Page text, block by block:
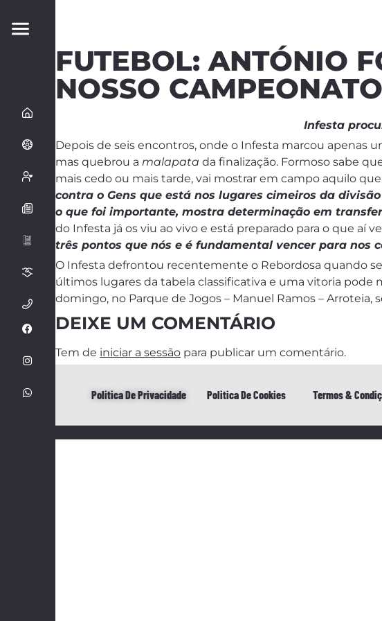
FUTEBOL: ANTÓNIO
NOSSO
Infesta
Depois de seis encontros, onde o Infesta marcou apenas
mas quebrou a malapata da finalização. Formoso sabe
mais cedo ou mais tarde, vai mostrar em campo aquilo que
contra o Gens que está nos lugares cimeiros da
o que foi importante, mostra determinação em
do Infesta já os viu ao vivo e está preparado para o que aí
três pontos que nós e é fundamental vencer para nos
O Infesta defrontou recentemente o Rebordosa quando
últimos lugares da tabela classificativa e uma vitoria pode
domingo, no Parque de Jogos – Manuel Ramos – Arroteia,
DEIXE UM COMENTÁRIO
Tem de iniciar a sessão para publicar um comentário.
Politica De Privacidade Politica De Cookies Termos &